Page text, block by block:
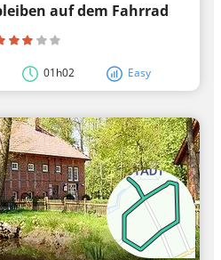
auf dem Fahrrad
01h02 Easy